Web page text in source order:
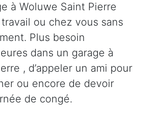
à Woluwe Saint Pierre
ou chez vous sans
Plus besoin
dans un garage à
, d’appeler un ami pour
ou encore de devoir
de congé.